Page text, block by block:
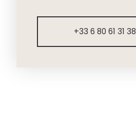
+33 6 80 61 31 38